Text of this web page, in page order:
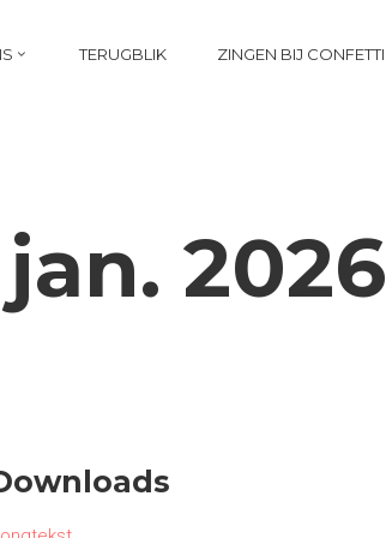
TERUGBLIK ZINGEN BIJ CONFETTI
2026